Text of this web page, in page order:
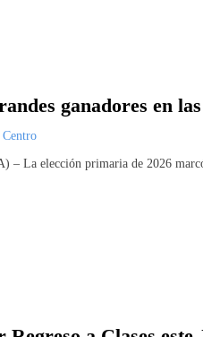
ganadores en
La elección primaria de 2026 marcó